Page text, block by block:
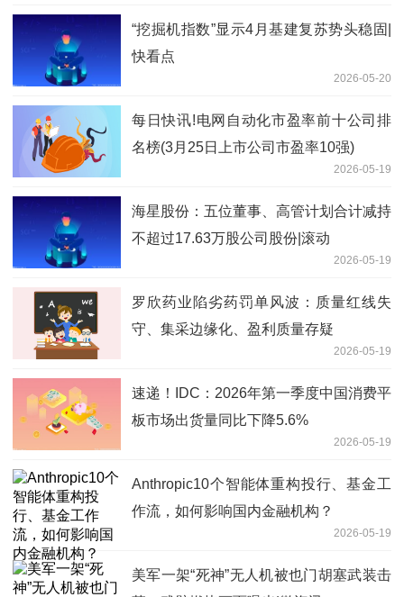
“挖掘机指数”显示4月基建复苏势头稳固|
快看点
2026-05-20
每日快讯!电网自动化市盈率前十公司排
名榜(3月25日上市公司市盈率10强)
2026-05-19
海星股份：五位董事、高管计划合计减持
不超过17.63万股公司股份|滚动
2026-05-19
罗欣药业陷劣药罚单风波：质量红线失
守、集采边缘化、盈利质量存疑
2026-05-19
速递！IDC：2026年第一季度中国消费平
板市场出货量同比下降5.6%
2026-05-19
Anthropic10个智能体重构投行、基金工
作流，如何影响国内金融机构？
2026-05-19
美军一架“死神”无人机被也门胡塞武装击